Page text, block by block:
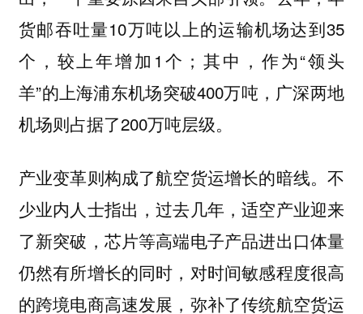
货邮吞吐量10万吨以上的运输机场达到35
个，较上年增加1个；其中，作为“领头
羊”的上海浦东机场突破400万吨，广深两地
机场则占据了200万吨层级。
产业变革则构成了航空货运增长的暗线。不
少业内人士指出，过去几年，适空产业迎来
了新突破，芯片等高端电子产品进出口体量
仍然有所增长的同时，对时间敏感程度很高
的跨境电商高速发展，弥补了传统航空货运